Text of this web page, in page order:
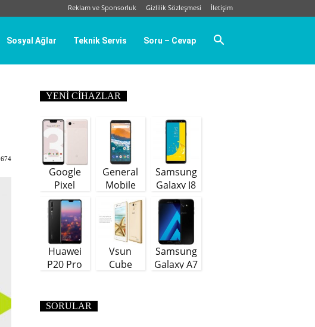
Reklam ve Sponsorluk Gizlilik Sözleşmesi İletişim
Sosyal Ağlar Teknik Servis Soru – Cevap
674
YENI CIHAZLAR
Google
Pixel
General
Mobile
GM9 Plus
Samsung
Galaxy J8
(64 GB)
Huawei
P20 Pro
Vsun
Cube
Samsung
Galaxy A7
SORULAR